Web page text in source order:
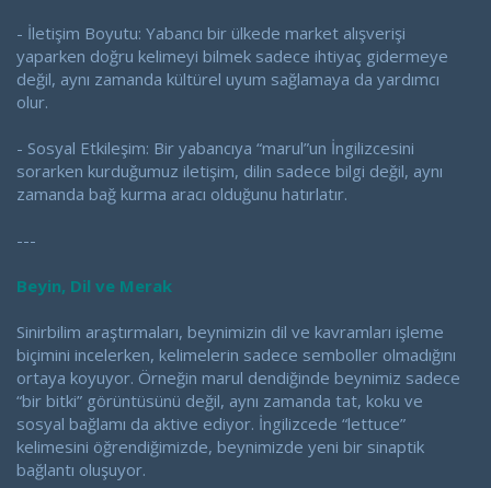
- İletişim Boyutu: Yabancı bir ülkede market alışverişi
yaparken doğru kelimeyi bilmek sadece ihtiyaç gidermeye
değil, aynı zamanda kültürel uyum sağlamaya da yardımcı
olur.
- Sosyal Etkileşim: Bir yabancıya “marul”un İngilizcesini
sorarken kurduğumuz iletişim, dilin sadece bilgi değil, aynı
zamanda bağ kurma aracı olduğunu hatırlatır.
---
Beyin, Dil ve Merak
Sinirbilim araştırmaları, beynimizin dil ve kavramları işleme
biçimini incelerken, kelimelerin sadece semboller olmadığını
ortaya koyuyor. Örneğin marul dendiğinde beynimiz sadece
“bir bitki” görüntüsünü değil, aynı zamanda tat, koku ve
sosyal bağlamı da aktive ediyor. İngilizcede “lettuce”
kelimesini öğrendiğimizde, beynimizde yeni bir sinaptik
bağlantı oluşuyor.